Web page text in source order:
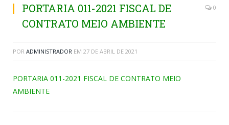
PORTARIA 011-2021 FISCAL DE
CONTRATO MEIO AMBIENTE
0
POR ADMINISTRADOR EM 27 DE ABRIL DE 2021
PORTARIA 011-2021 FISCAL DE CONTRATO MEIO
AMBIENTE